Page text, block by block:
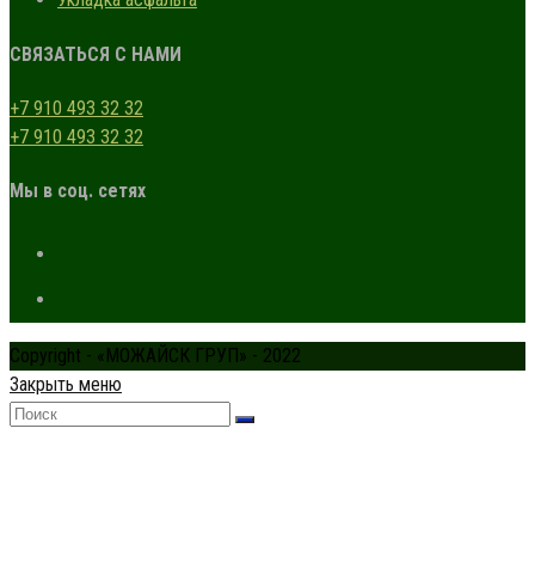
СВЯЗАТЬСЯ С НАМИ
+7 910 493 32 32
+7 910 493 32 32
Мы в соц. сетях
Copyright - «МОЖАЙСК ГРУП» - 2022
Закрыть меню